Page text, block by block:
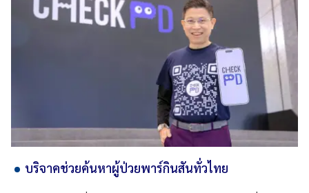
บริจาคช่วยค้นหาผู้ป่วยพาร์กินสันทั่วไทย